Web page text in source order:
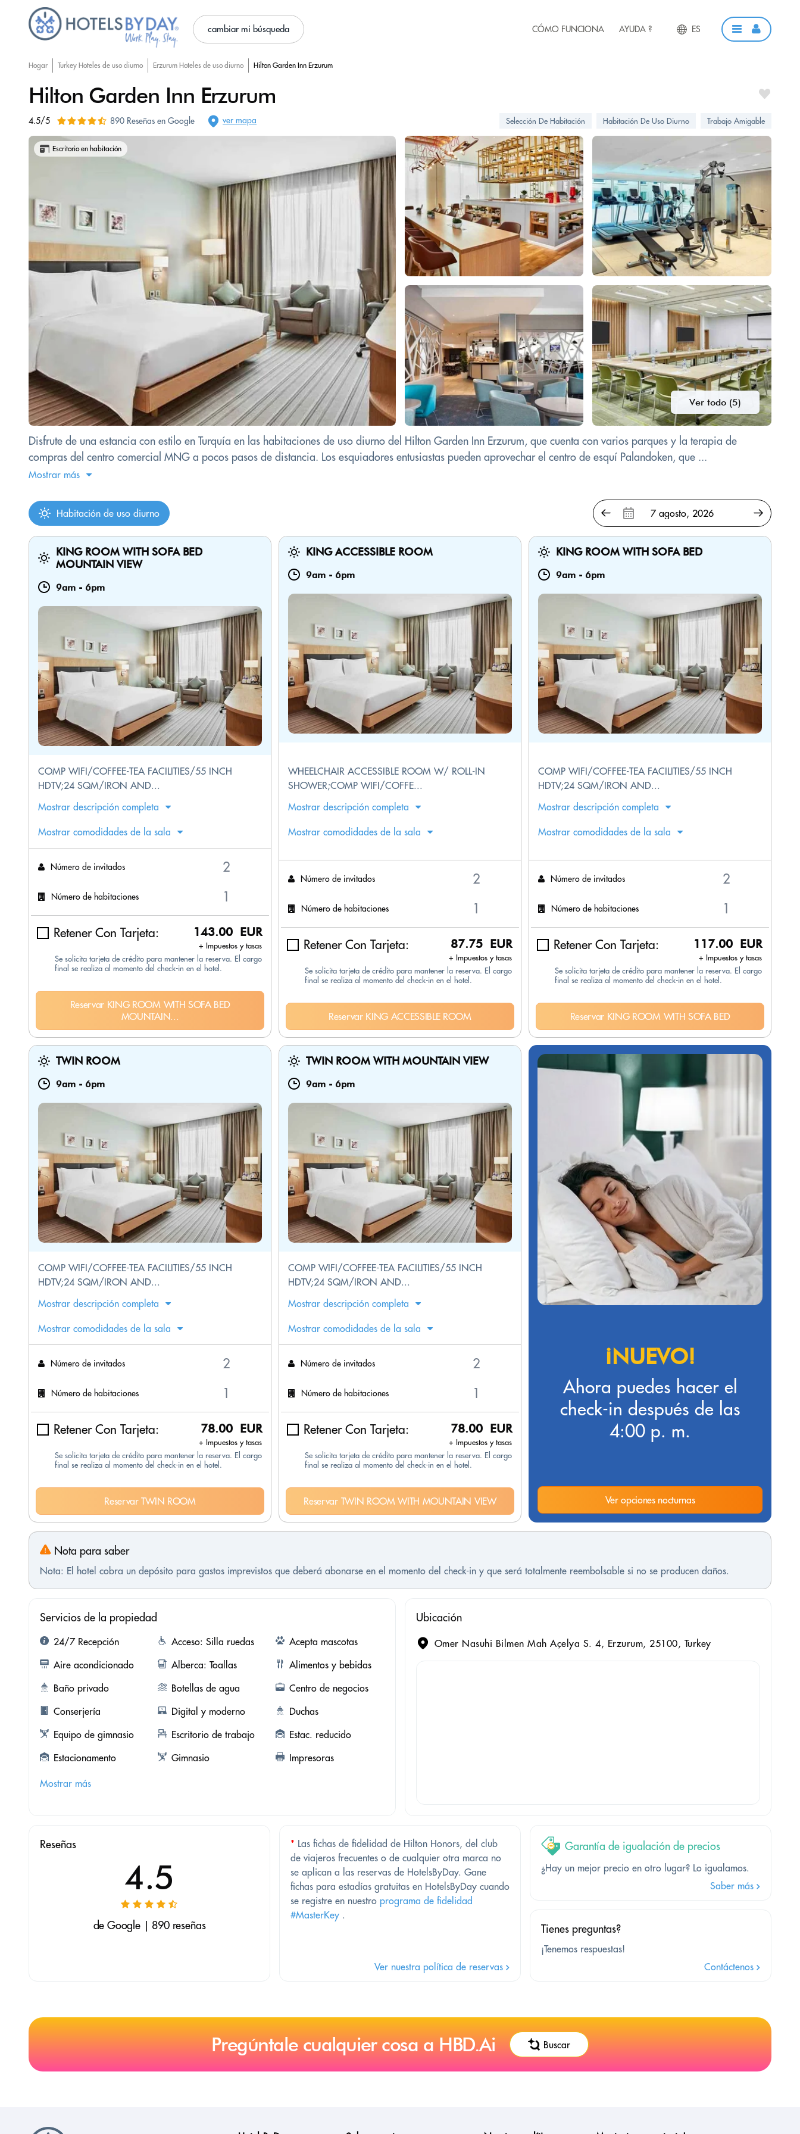
cambiar mi búsqueda CÓMO FUNCIONA AYUDA ? ES
Hogar Turkey Hoteles de uso diurno Erzurum Hoteles de uso diurno Hilton Garden Inn Erzurum
Hilton Garden Inn Erzurum
4.5/5 890 Reseñas en Google ver mapa Selección De Habitación Habitación De Uso Diurno Trabajo Amigable
Ver todo (5)
Escritorio en habitación
Disfrute de una estancia con estilo en Turquía en las habitaciones de uso diurno del Hilton Garden Inn Erzurum, que cuenta con varios parques y la terapia de
compras del centro comercial MNG a pocos pasos de distancia. Los esquiadores entusiastas pueden aprovechar el centro de esquí Palandoken, que ...
Mostrar más
Habitación de uso diurno
KING ROOM WITH SOFA BED
MOUNTAIN VIEW
9am - 6pm
COMP WIFI/COFFEE-TEA FACILITIES/55 INCH
HDTV;24 SQM/IRON AND...
Mostrar descripción completa
Mostrar comodidades de la sala
Número de invitados
Número de habitaciones
Retener Con Tarjeta: 143.00 EUR
+ Impuestos y tasas
Se solicita tarjeta de crédito para mantener la reserva. El cargo
final se realiza al momento del check-in en el hotel.
Reservar KING ROOM WITH SOFA BED
MOUNTAIN...
KING ACCESSIBLE ROOM
9am - 6pm
WHEELCHAIR ACCESSIBLE ROOM W/ ROLL-IN
SHOWER;COMP WIFI/COFFE...
Mostrar descripción completa
Mostrar comodidades de la sala
Número de invitados
Número de habitaciones
Retener Con Tarjeta: 87.75 EUR
+ Impuestos y tasas
Se solicita tarjeta de crédito para mantener la reserva. El cargo
final se realiza al momento del check-in en el hotel.
Reservar KING ACCESSIBLE ROOM
KING ROOM WITH SOFA BED
9am - 6pm
COMP WIFI/COFFEE-TEA FACILITIES/55 INCH
HDTV;24 SQM/IRON AND...
Mostrar descripción completa
Mostrar comodidades de la sala
Número de invitados
Número de habitaciones
Retener Con Tarjeta: 117.00 EUR
+ Impuestos y tasas
Se solicita tarjeta de crédito para mantener la reserva. El cargo
final se realiza al momento del check-in en el hotel.
Reservar KING ROOM WITH SOFA BED
TWIN ROOM
9am - 6pm
COMP WIFI/COFFEE-TEA FACILITIES/55 INCH
HDTV;24 SQM/IRON AND...
Mostrar descripción completa
Mostrar comodidades de la sala
Número de invitados
Número de habitaciones
Retener Con Tarjeta: 78.00 EUR
+ Impuestos y tasas
Se solicita tarjeta de crédito para mantener la reserva. El cargo
final se realiza al momento del check-in en el hotel.
Reservar TWIN ROOM
TWIN ROOM WITH MOUNTAIN VIEW
9am - 6pm
COMP WIFI/COFFEE-TEA FACILITIES/55 INCH
HDTV;24 SQM/IRON AND...
Mostrar descripción completa
Mostrar comodidades de la sala
Número de invitados
Número de habitaciones
Retener Con Tarjeta: 78.00 EUR
+ Impuestos y tasas
Se solicita tarjeta de crédito para mantener la reserva. El cargo
final se realiza al momento del check-in en el hotel.
Reservar TWIN ROOM WITH MOUNTAIN VIEW
¡NUEVO!
Ahora puedes hacer el
check-in después de las
4:00 p. m.
Ver opciones nocturnas
Nota para saber
Nota: El hotel cobra un depósito para gastos imprevistos que deberá abonarse en el momento del check-in y que será totalmente reembolsable si no se producen daños.
Servicios de la propiedad
24/7 Recepción Acceso: Silla ruedas
Acepta mascotas
Aire acondicionado
Alberca: Toallas
Alimentos y bebidas
Baño privado
Botellas de agua
Centro de negocios
Conserjería
Digital y moderno
Duchas
Equipo de gimnasio
Escritorio de trabajo
Estac. reducido
Estacionamento
Gimnasio Impresoras
Mostrar más
Ubicación
Omer Nasuhi Bilmen Mah Açelya S. 4, Erzurum, 25100, Turkey
Reseñas
4.5
de Google | 890 reseñas
* Las fichas de fidelidad de Hilton Honors, del club
de viajeros frecuentes o de cualquier otra marca no
se aplican a las reservas de HotelsByDay. Gane
fichas para estadías gratuitas en HotelsByDay cuando
se registre en nuestro programa de fidelidad
#MasterKey .
Ver nuestra política de reservas
Garantía de igualación de precios
¿Hay un mejor precio en otro lugar? Lo igualamos.
Saber más
Tienes preguntas?
¡Tenemos respuestas!
Contáctenos
Pregúntale cualquier cosa a HBD.Ai Buscar